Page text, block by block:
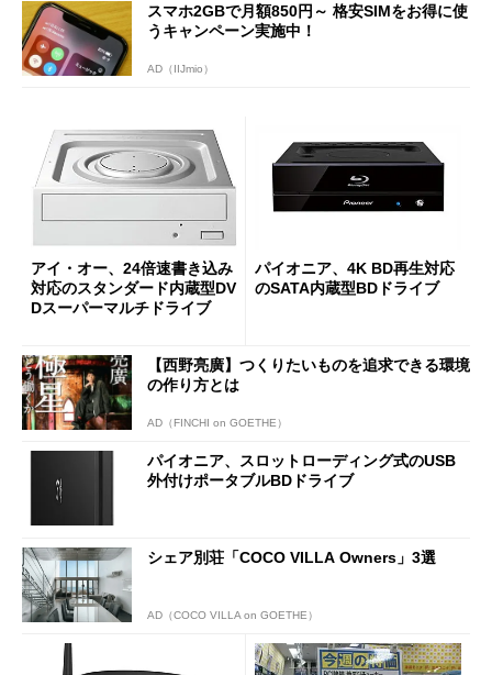
スマホ2GBで月額850円～ 格安SIMをお得に使
うキャンペーン実施中！
AD（IIJmio）
アイ・オー、24倍速書き込み
対応のスタンダード内蔵型DV
Dスーパーマルチドライブ
パイオニア、4K BD再生対応
のSATA内蔵型BDドライブ
【西野亮廣】つくりたいものを追求できる環境
の作り方とは
AD（FINCHI on GOETHE）
パイオニア、スロットローディング式のUSB
外付けポータブルBDドライブ
シェア別荘「COCO VILLA Owners」3選
AD（COCO VILLA on GOETHE）